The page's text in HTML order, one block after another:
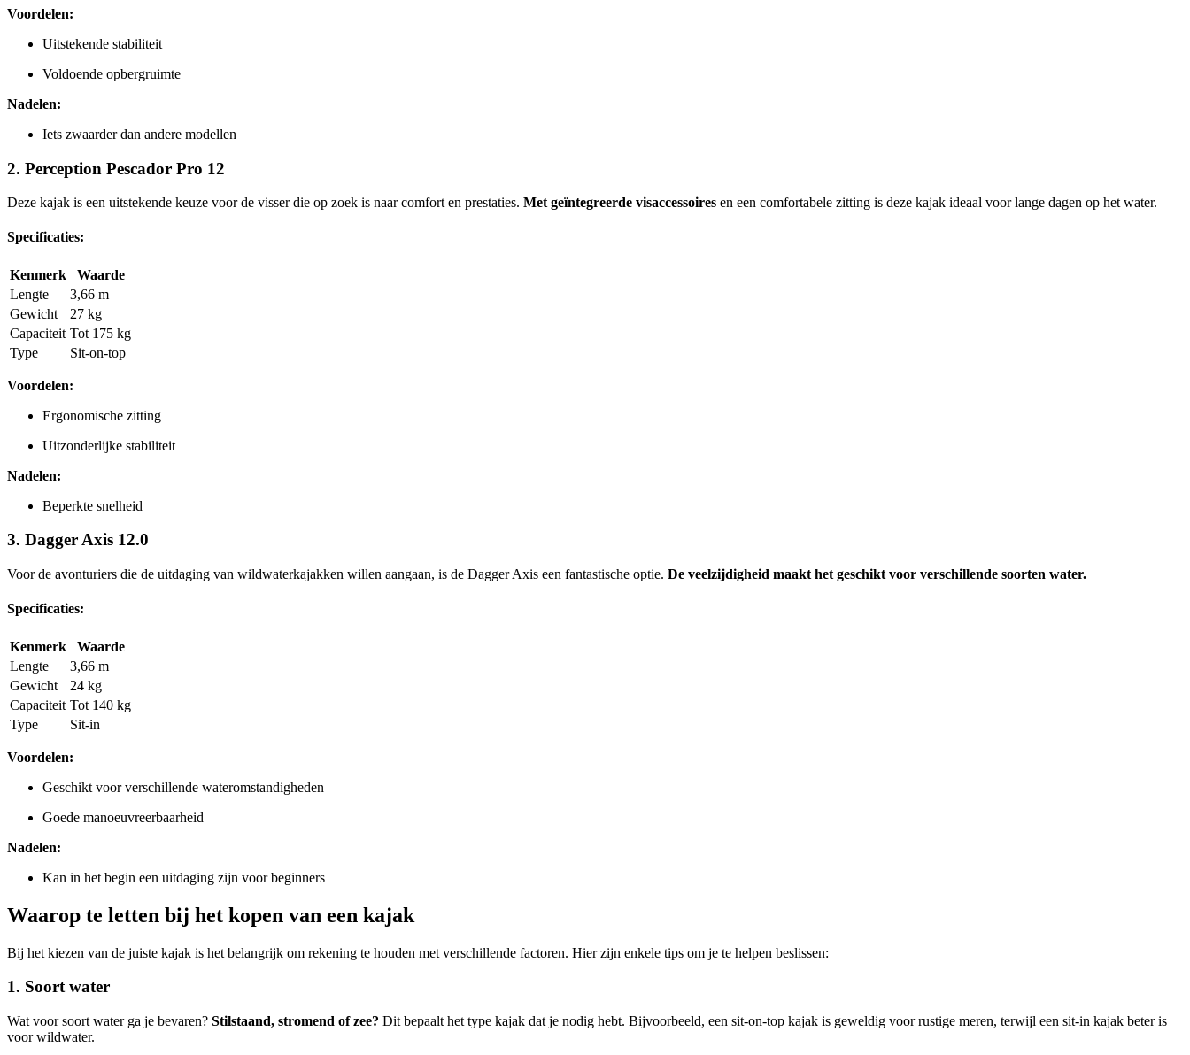
Voordelen:
Uitstekende stabiliteit
Voldoende opbergruimte
Nadelen:
Iets zwaarder dan andere modellen
2. Perception Pescador Pro 12
Deze kajak is een uitstekende keuze voor de visser die op zoek is naar comfort en prestaties. Met geïntegreerde visaccessoires en een comfortabele zitting is deze kajak ideaal voor lange dagen op het water.
Specificaties:
Kenmerk
Waarde
Lengte
3,66 m
Gewicht
27 kg
Capaciteit Tot 175 kg
Type
Sit-on-top
Voordelen:
Ergonomische zitting
Uitzonderlijke stabiliteit
Nadelen:
Beperkte snelheid
3. Dagger Axis 12.0
Voor de avonturiers die de uitdaging van wildwaterkajakken willen aangaan, is de Dagger Axis een fantastische optie. De veelzijdigheid maakt het geschikt voor verschillende soorten water.
Specificaties:
Kenmerk
Waarde
Lengte
3,66 m
Gewicht
24 kg
Capaciteit Tot 140 kg
Type
Sit-in
Voordelen:
Geschikt voor verschillende wateromstandigheden
Goede manoeuvreerbaarheid
Nadelen:
Kan in het begin een uitdaging zijn voor beginners
Waarop te letten bij het kopen van een kajak
Bij het kiezen van de juiste kajak is het belangrijk om rekening te houden met verschillende factoren. Hier zijn enkele tips om je te helpen beslissen:
1. Soort water
Wat voor soort water ga je bevaren? Stilstaand, stromend of zee? Dit bepaalt het type kajak dat je nodig hebt. Bijvoorbeeld, een sit-on-top kajak is geweldig voor rustige meren, terwijl een sit-in kajak beter is
voor wildwater.